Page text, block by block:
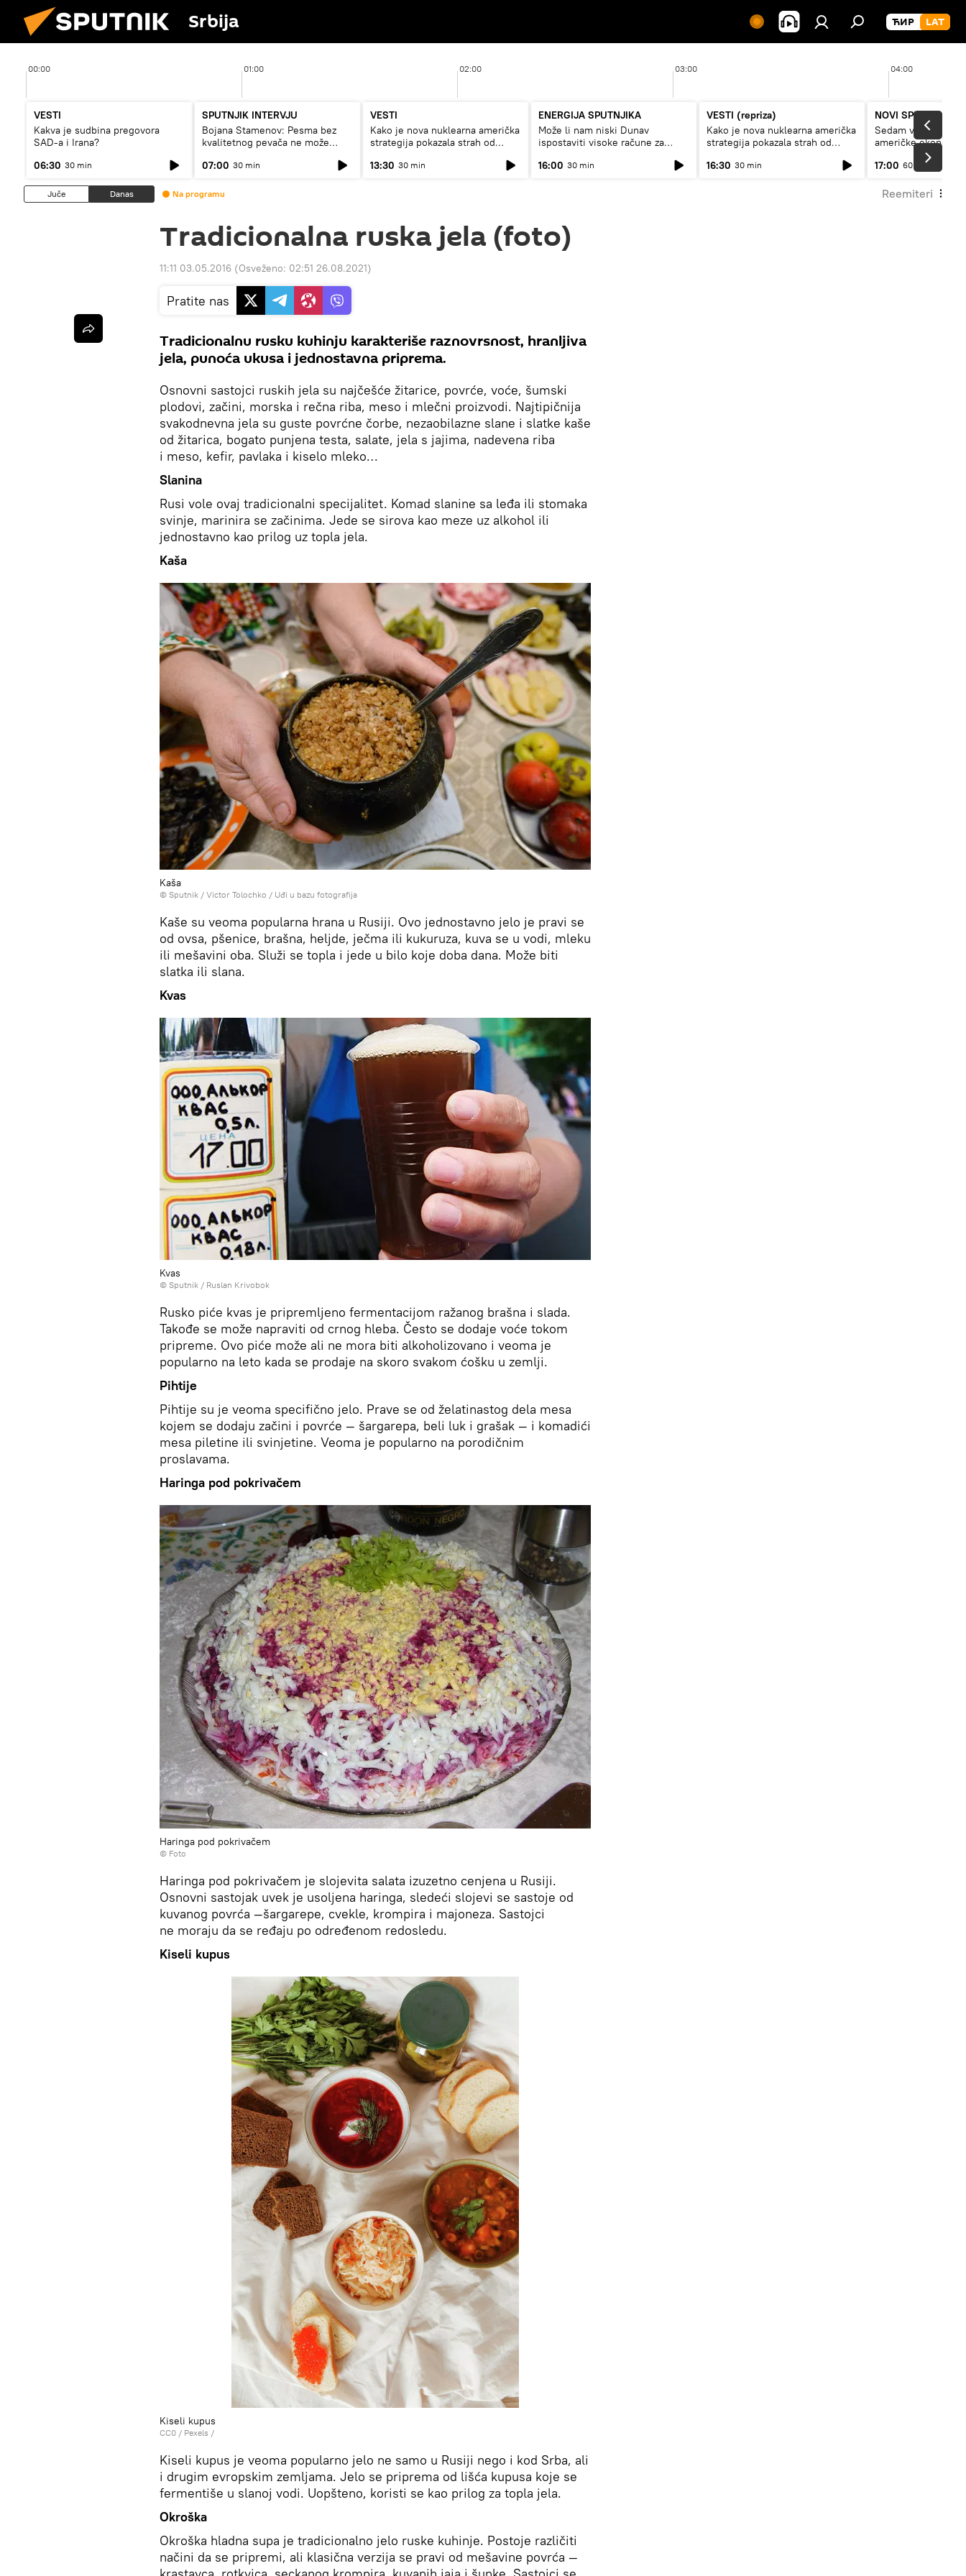
Srbija
00:00 01:00 02:00 03:00 04:00
VESTI
Kakva je sudbina pregovora
SAD-a i Irana?
06:30 30 min
SPUTNJIK INTERVJU
Bojana Stamenov: Pesma bez
kvalitetnog pevača ne može
07:00 30 min
VESTI
Kako je nova nuklearna američka
strategija pokazala strah od
13:30 30 min
ENERGIJA SPUTNJIKA
Može li nam niski Dunav
ispostaviti visoke račune za
16:00 30 min
VESTI (repriza)
Kako je nova nuklearna američka
strategija pokazala strah od
16:30 30 min
NOVI SPUTNJIK
Sedam
američke
17:00 60 min
Juče Danas Na programu Reemiteri
Tradicionalna ruska jela (foto)
11:11 03.05.2016 (Osveženo: 02:51 26.08.2021)
Pratite nas
Tradicionalnu rusku kuhinju karakteriše raznovrsnost, hranljiva
jela, punoća ukusa i jednostavna priprema.
Osnovni sastojci ruskih jela su najčešće žitarice, povrće, voće, šumski
plodovi, začini, morska i rečna riba, meso i mlečni proizvodi. Najtipičnija
svakodnevna jela su guste povrćne čorbe, nezaobilazne slane i slatke kaše
od žitarica, bogato punjena testa, salate, jela s jajima, nadevena riba
i meso, kefir, pavlaka i kiselo mleko…
Slanina
Rusi vole ovaj tradicionalni specijalitet. Komad slanine sa leđa ili stomaka
svinje, marinira se začinima. Jede se sirova kao meze uz alkohol ili
jednostavno kao prilog uz topla jela.
Kaša
Kaša
© Sputnik / Victor Tolochko / Uđi u bazu fotografija
Kaše su veoma popularna hrana u Rusiji. Ovo jednostavno jelo je pravi se
od ovsa, pšenice, brašna, heljde, ječma ili kukuruza, kuva se u vodi, mleku
ili mešavini oba. Služi se topla i jede u bilo koje doba dana. Može biti
slatka ili slana.
Kvas
Kvas
© Sputnik / Ruslan Krivobok
Rusko piće kvas je pripremljeno fermentacijom ražanog brašna i slada.
Takođe se može napraviti od crnog hleba. Često se dodaje voće tokom
pripreme. Ovo piće može ali ne mora biti alkoholizovano i veoma je
popularno na leto kada se prodaje na skoro svakom ćošku u zemlji.
Pihtije
Pihtije su je veoma specifično jelo. Prave se od želatinastog dela mesa
kojem se dodaju začini i povrće — šargarepa, beli luk i grašak — i komadići
mesa piletine ili svinjetine. Veoma je popularno na porodičnim
proslavama.
Haringa pod pokrivačem
Haringa pod pokrivačem
© Foto
Haringa pod pokrivačem je slojevita salata izuzetno cenjena u Rusiji.
Osnovni sastojak uvek je usoljena haringa, sledeći slojevi se sastoje od
kuvanog povrća —šargarepe, cvekle, krompira i majoneza. Sastojci
ne moraju da se ređaju po određenom redosledu.
Kiseli kupus
Kiseli kupus
CC0 / Pexels /
Kiseli kupus je veoma popularno jelo ne samo u Rusiji nego i kod Srba, ali
i drugim evropskim zemljama. Jelo se priprema od lišća kupusa koje se
fermentiše u slanoj vodi. Uopšteno, koristi se kao prilog za topla jela.
Okroška
Okroška hladna supa je tradicionalno jelo ruske kuhinje. Postoje različiti
načini da se pripremi, ali klasična verzija se pravi od mešavine povrća —